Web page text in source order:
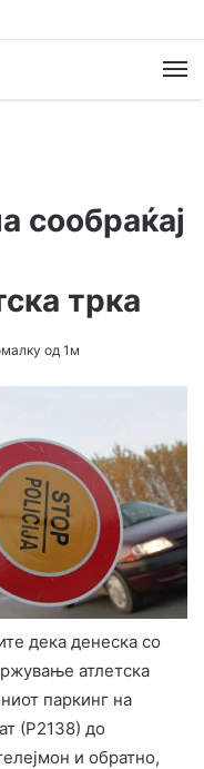
сообраќај
трка
од 1м
дека денеска со
атлетска
паркинг на
(Р2138) до
и обратно,